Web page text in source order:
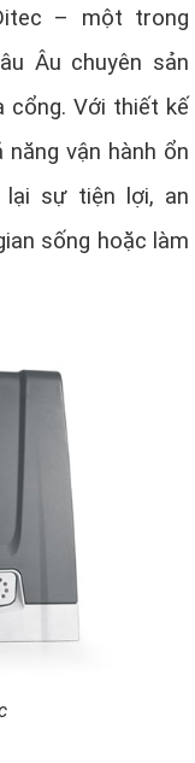
– một trong
Âu chuyên sản
Với thiết kế
vận hành ổn
lại sự tiện lợi, an
sống hoặc làm